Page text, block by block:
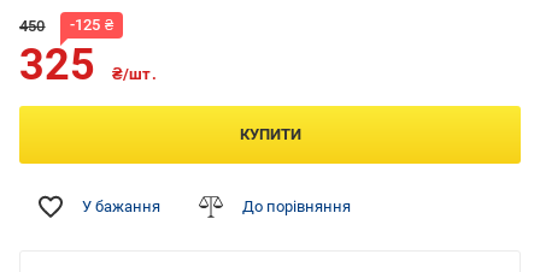
450 -125 ₴
325 ₴/шт.
КУПИТИ
У бажання До порівняння